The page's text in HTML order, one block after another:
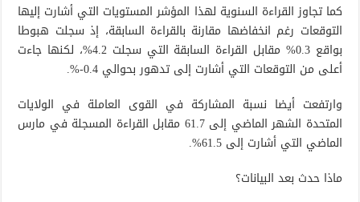
كما تجاوز القراءة السنوية لهذا المؤشر المستويات التي أشارت إليها
التوقعات رغم انخفاضها مقارنة بالقراءة السابقة، إذ سجلت هبوطا
بواقع 0.3% مقابل القراءة السابقة التي سجلت 4.2%، لكنها جاءت
أعلى من التوقعات التي أشارت إلى تدهور بحوالي 0.4-%.
وارتفعت أيضا نسبة المشاركة في القوى العاملة في الولايات
المتحدة الشهر الماضي إلى 61.7 مقابل القراءة المسجلة في مارس
الماضي التي أشارت إلى 61.5%.
ماذا حدث بعد البيانات؟